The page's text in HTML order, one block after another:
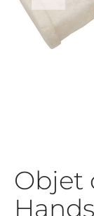
Objet